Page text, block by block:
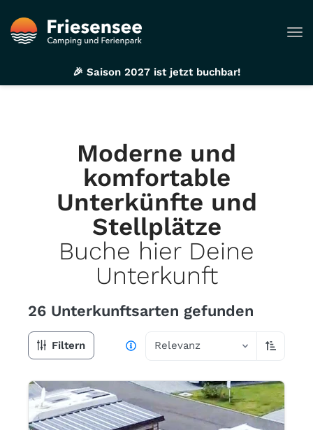
🎉 Saison 2027 ist jetzt buchbar!
Moderne und
komfortable
Unterkünfte und
Stellplätze
Buche hier Deine
Unterkunft
26 Unterkunftsarten gefunden
Filtern Relevanz